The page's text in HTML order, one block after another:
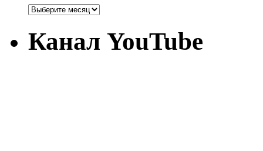
Канал YouTube